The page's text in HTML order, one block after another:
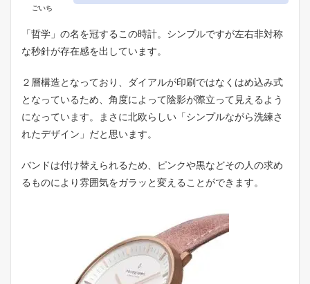
ごいち
「哲学」の名を冠するこの時計。シンプルですが左右非対称
な秒針が存在感を出しています。
２層構造となっており、ダイアルが印刷ではなくはめ込み式
となっているため、角度によって陰影が際立って見えるよう
になっています。まさに北欧らしい「シンプルながら洗練さ
れたデザイン」だと思います。
バンドは付け替えられるため、ピンクや黒などその人の求め
るものにより雰囲気をガラッと変えることができます。